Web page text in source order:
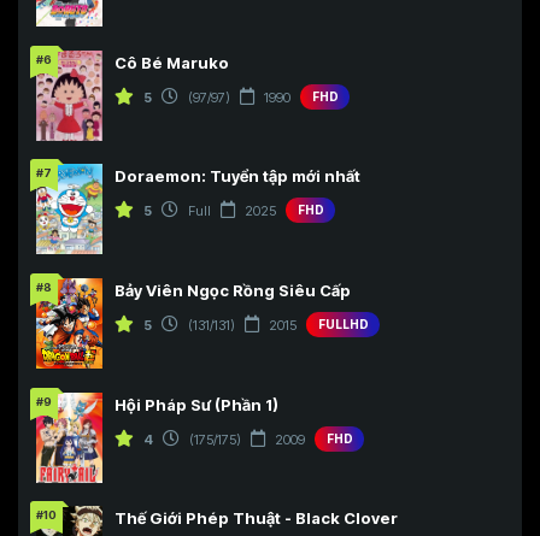
#6 Cô Bé Maruko
5 (97/97) 1990 FHD
#7 Doraemon: Tuyển tập mới nhất
5 Full 2025 FHD
#8 Bảy Viên Ngọc Rồng Siêu Cấp
5 (131/131) 2015 FULLHD
#9 Hội Pháp Sư (Phần 1)
4 (175/175) 2009 FHD
#10 Thế Giới Phép Thuật - Black Clover